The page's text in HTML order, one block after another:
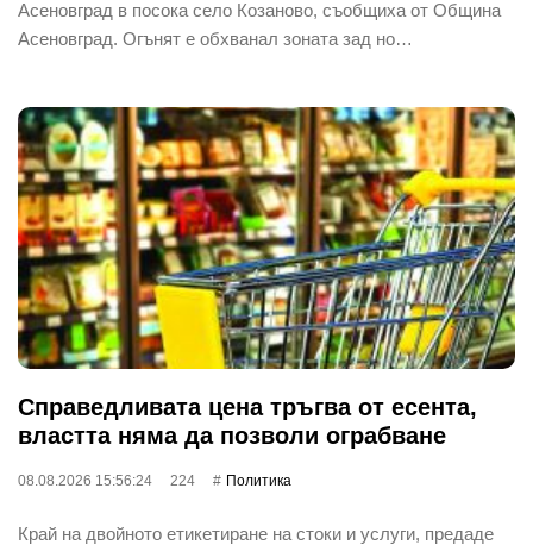
Асеновград в посока село Козаново, съобщиха от Община
Асеновград. Огънят е обхванал зоната зад но…
Справедливата цена тръгва от есента,
властта няма да позволи ограбване
08.08.2026 15:56:24 224 Политика
Край на двойното етикетиране на стоки и услуги, предаде